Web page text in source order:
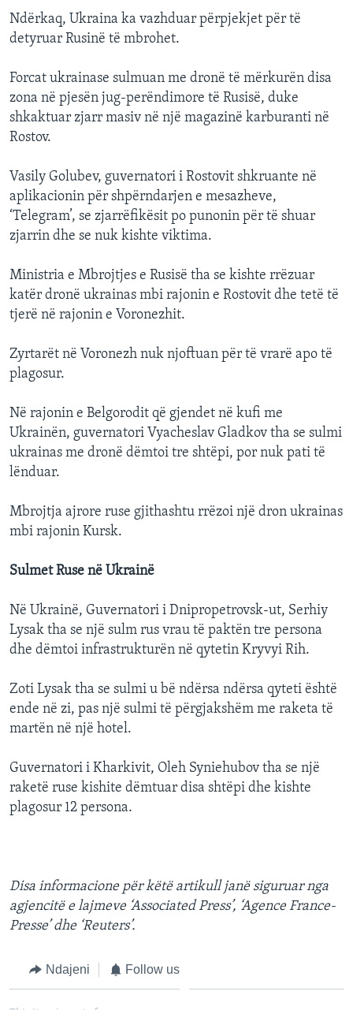
Ndërkaq, Ukraina ka vazhduar përpjekjet për të
detyruar Rusinë të mbrohet.
Forcat ukrainase sulmuan me dronë të mërkurën disa
zona në pjesën jug-perëndimore të Rusisë, duke
shkaktuar zjarr masiv në një magazinë karburanti në
Rostov.
Vasily Golubev, guvernatori i Rostovit shkruante në
aplikacionin për shpërndarjen e mesazheve,
‘Telegram’, se zjarrëfikësit po punonin për të shuar
zjarrin dhe se nuk kishte viktima.
Ministria e Mbrojtjes e Rusisë tha se kishte rrëzuar
katër dronë ukrainas mbi rajonin e Rostovit dhe tetë të
tjerë në rajonin e Voronezhit.
Zyrtarët në Voronezh nuk njoftuan për të vrarë apo të
plagosur.
Në rajonin e Belgorodit që gjendet në kufi me
Ukrainën, guvernatori Vyacheslav Gladkov tha se sulmi
ukrainas me dronë dëmtoi tre shtëpi, por nuk pati të
lënduar.
Mbrojtja ajrore ruse gjithashtu rrëzoi një dron ukrainas
mbi rajonin Kursk.
Sulmet Ruse në Ukrainë
Në Ukrainë, Guvernatori i Dnipropetrovsk-ut, Serhiy
Lysak tha se një sulm rus vrau të paktën tre persona
dhe dëmtoi infrastrukturën në qytetin Kryvyi Rih.
Zoti Lysak tha se sulmi u bë ndërsa ndërsa qyteti është
ende në zi, pas një sulmi të përgjakshëm me raketa të
martën në një hotel.
Guvernatori i Kharkivit, Oleh Syniehubov tha se një
raketë ruse kishite dëmtuar disa shtëpi dhe kishte
plagosur 12 persona.
Disa informacione për këtë artikull janë siguruar nga
agjencitë e lajmeve ‘Associated Press’, ‘Agence France-
Presse’ dhe ‘Reuters’.
Ndajeni Follow us